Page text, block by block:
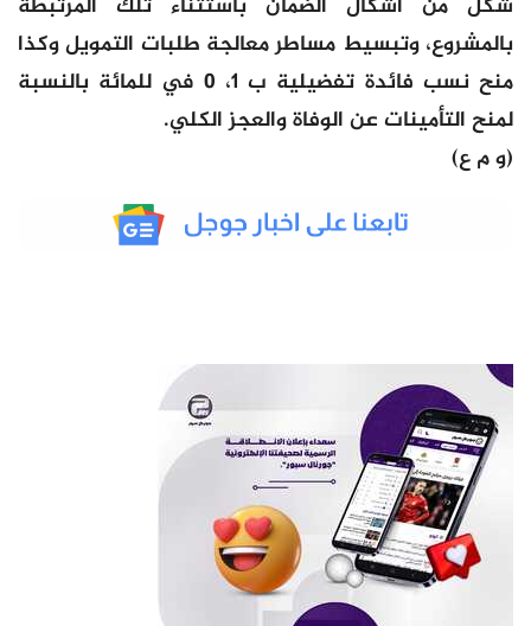
بالمشروع، وتبسيط مساطر معالجة طلبات التمويل وكذا
منح نسب فائدة تفضيلية ب 1، 0 في للمائة بالنسبة
لمنح التأمينات عن الوفاة والعجز الكلي.
(و م ع)